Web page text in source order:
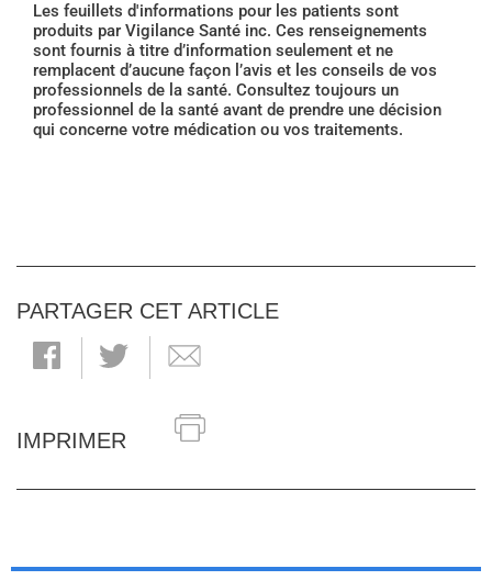
Les feuillets d'informations pour les patients sont
produits par Vigilance Santé inc. Ces renseignements
sont fournis à titre d’information seulement et ne
remplacent d’aucune façon l’avis et les conseils de vos
professionnels de la santé. Consultez toujours un
professionnel de la santé avant de prendre une décision
qui concerne votre médication ou vos traitements.
PARTAGER CET ARTICLE
IMPRIMER